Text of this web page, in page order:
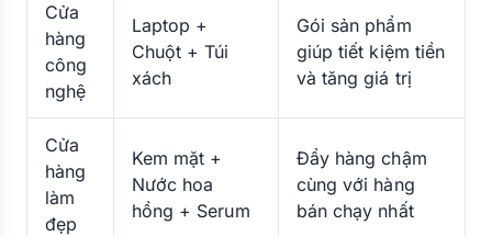
Cửa
hàng
công
nghệ
Laptop +
Chuột + Túi
xách
Gói sản phẩm
giúp tiết kiệm tiền
và tăng giá trị
Cửa
hàng
làm
đẹp
Kem mặt +
Nước hoa
hồng + Serum
Đẩy hàng chậm
cùng với hàng
bán chạy nhất